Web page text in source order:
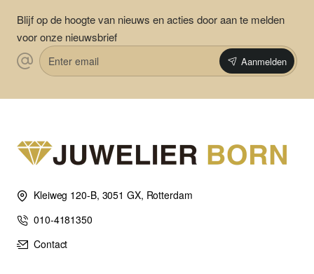
Blijf op de hoogte van nieuws en acties door aan te melden
voor onze nieuwsbrief
Enter
email
Aanmelden
Kleiweg 120-B, 3051 GX, Rotterdam
010-4181350
Contact